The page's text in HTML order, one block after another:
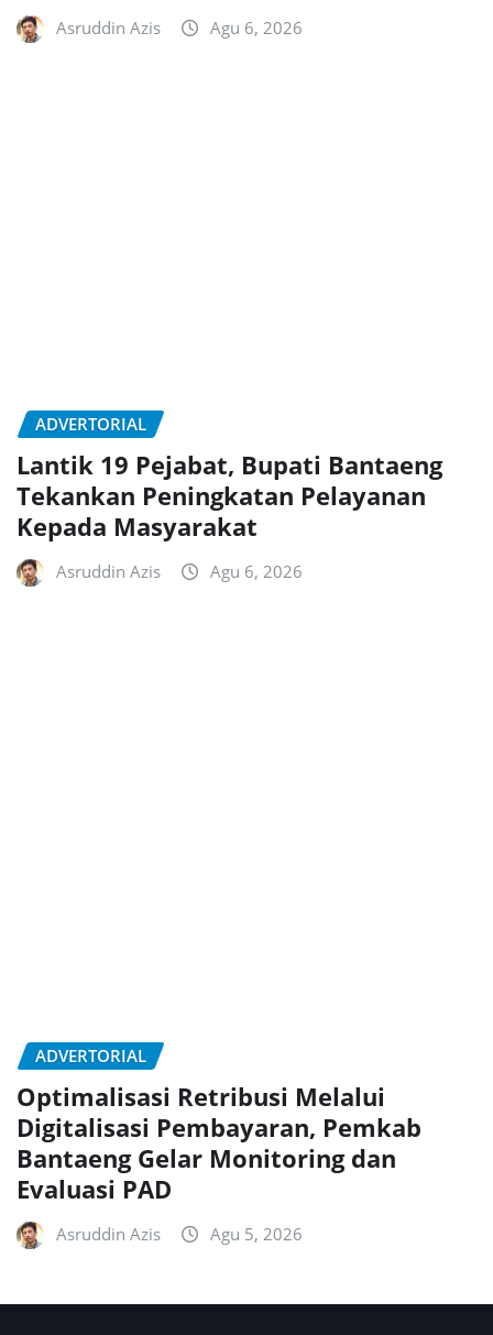
Asruddin Azis Agu 6, 2026
ADVERTORIAL
Lantik 19 Pejabat, Bupati Bantaeng
Tekankan Peningkatan Pelayanan
Kepada Masyarakat
Asruddin Azis Agu 6, 2026
ADVERTORIAL
Optimalisasi Retribusi Melalui
Digitalisasi Pembayaran, Pemkab
Bantaeng Gelar Monitoring dan
Evaluasi PAD
Asruddin Azis Agu 5, 2026